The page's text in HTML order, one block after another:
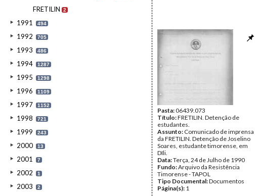
FRETILIN 2
1991 494
1992 705
1993 486
1994 1287
1995 1298
1996 1109
1997 1152
1998 721
1999 243
2000 13
2001 7
2002 1
2003 2
Pasta:06439.073
Título:FRETILIN. Detenção de
estudantes.
Assunto: Comunicado de imprensa
da FRETILIN. Detenção de Joselino
Soares, estudante timorense, em
DIli.
Data:Terça, 24 de Julho de 1990
Fundo:Arquivo da Resistência
Timorense - TAPOL
Tipo Documental:Documentos
Página(s): 1